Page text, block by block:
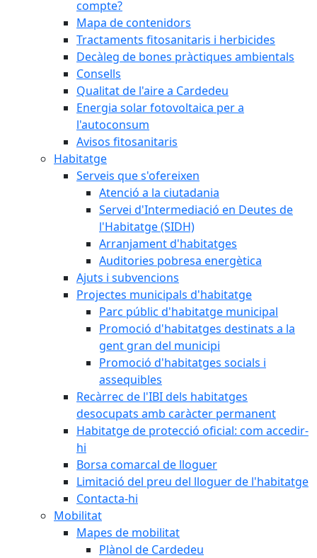
compte?
Mapa de contenidors
Tractaments fitosanitaris i herbicides
Decàleg de bones pràctiques ambientals
Consells
Qualitat de l'aire a Cardedeu
Energia solar fotovoltaica per a
l'autoconsum
Avisos fitosanitaris
Habitatge
Serveis que s'ofereixen
Atenció a la ciutadania
Servei d'Intermediació en Deutes de
l'Habitatge (SIDH)
Arranjament d'habitatges
Auditories pobresa energètica
Ajuts i subvencions
Projectes municipals d'habitatge
Parc públic d'habitatge municipal
Promoció d'habitatges destinats a la
gent gran del municipi
Promoció d'habitatges socials i
assequibles
Recàrrec de l'IBI dels habitatges
desocupats amb caràcter permanent
Habitatge de protecció oficial: com accedir-
hi
Borsa comarcal de lloguer
Limitació del preu del lloguer de l'habitatge
Contacta-hi
Mobilitat
Mapes de mobilitat
Plànol de Cardedeu